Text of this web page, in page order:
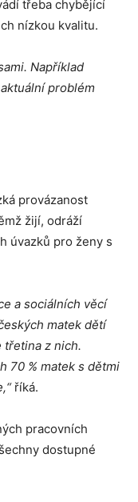
třeba chybějící
nízkou kvalitu.
Například
problém
provázanost
žijí, odráží
úvazků pro ženy s
a sociálních věcí
matek dětí
třetina z nich.
70 % matek s dětmi
říká.
pracovních
dostupné